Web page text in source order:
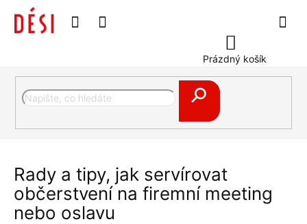
obsah
Hledat
košík
Prázdný košík
Rady a tipy, jak servírovat
občerstvení na firemní meeting
nebo oslavu